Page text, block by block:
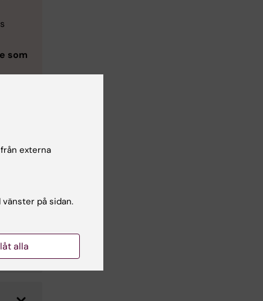
som
externa
på sidan.
alla